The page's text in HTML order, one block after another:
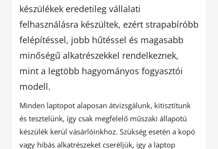
készülékek eredetileg vállalati
felhasználásra készültek, ezért strapabíróbb
felépítéssel, jobb hűtéssel és magasabb
minőségű alkatrészekkel rendelkeznek,
mint a legtöbb hagyományos fogyasztói
modell.
Minden laptopot alaposan átvizsgálunk, kitisztítunk
és tesztelünk, így csak megfelelő műszaki állapotú
készülék kerül vásárlóinkhoz. Szükség esetén a kopó
vagy hibás alkatrészeket cseréljük, így a laptop